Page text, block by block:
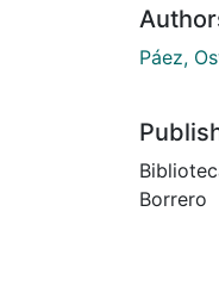
Páez,
Borrero